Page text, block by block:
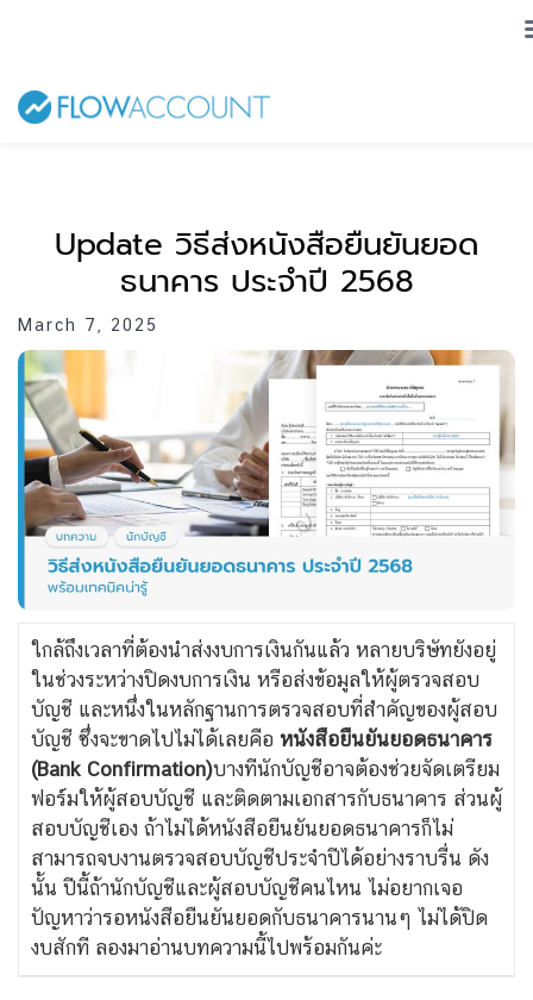
Update วิธีส่งหนังสือยืนยันยอด
ธนาคาร ประจำปี 2568
March 7, 2025
ใกล้ถึงเวลาที่ต้องนำส่งงบการเงินกันแล้ว หลายบริษัทยังอยู่
ในช่วงระหว่างปิดงบการเงิน หรือส่งข้อมูลให้ผู้ตรวจสอบ
บัญชี และหนึ่งในหลักฐานการตรวจสอบที่สำคัญของผู้สอบ
บัญชี ซึ่งจะขาดไปไม่ได้เลยคือ หนังสือยืนยันยอดธนาคาร
(Bank Confirmation)บางทีนักบัญชีอาจต้องช่วยจัดเตรียม
ฟอร์มให้ผู้สอบบัญชี และติดตามเอกสารกับธนาคาร ส่วนผู้
สอบบัญชีเอง ถ้าไม่ได้หนังสือยืนยันยอดธนาคารก็ไม่
สามารถจบงานตรวจสอบบัญชีประจำปีได้อย่างราบรื่น ดัง
นั้น ปีนี้ถ้านักบัญชีและผู้สอบบัญชีคนไหน ไม่อยากเจอ
ปัญหาว่ารอหนังสือยืนยันยอดกับธนาคารนานๆ ไม่ได้ปิด
งบสักที ลองมาอ่านบทความนี้ไปพร้อมกันค่ะ